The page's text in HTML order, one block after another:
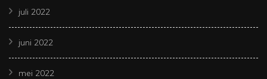
juli 2022
juni 2022
mei 2022